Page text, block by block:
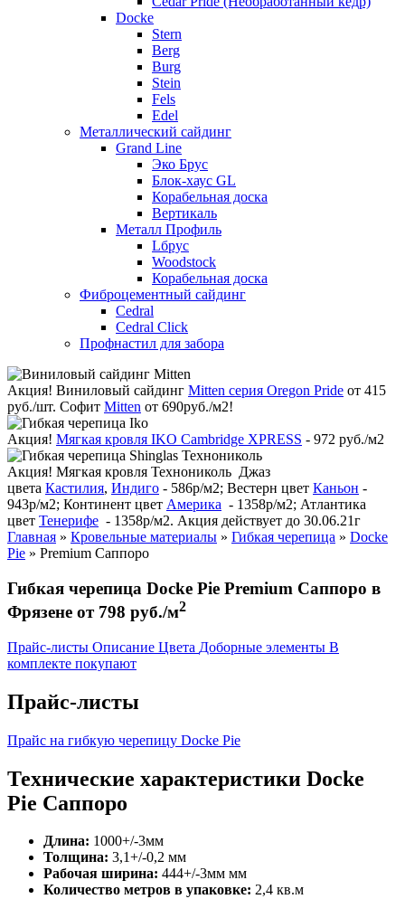
Docke
Stern
Berg
Burg
Stein
Fels
Edel
Металлический сайдинг
Grand Line
Эко Брус
Блок-хаус GL
Корабельная доска
Вертикаль
Металл Профиль
Lбрус
Woodstock
Корабельная доска
Фиброцементный сайдинг
Cedral
Cedral Click
Профнастил для забора
Акция! Виниловый сайдинг Mitten серия Oregon Pride от 415
руб./шт. Софит Mitten от 690руб./м2!
Акция! Мягкая кровля IKO Cambridge XPRESS - 972 руб./м2
Акция! Мягкая кровля Технониколь Джаз
цвета Кастилия, Индиго - 586р/м2; Вестерн цвет Каньон -
943р/м2; Континент цвет Америка - 1358р/м2; Атлантика
цвет Тенерифе - 1358р/м2. Акция действует до 30.06.21г
Главная » Кровельные материалы » Гибкая черепица » Docke
Pie » Premium Саппоро
Гибкая черепица Docke Pie Premium Саппоро в
Фрязене от 798 руб./м2
Прайс-листы Описание Цвета Доборные элементы В
комплекте покупают
Прайс-листы
Прайс на гибкую черепицу Docke Pie
Технические характеристики Docke
Pie Саппоро
Длина: 1000+/-3мм
Толщина: 3,1+/-0,2 мм
Рабочая ширина: 444+/-3мм мм
Количество метров в упаковке: 2,4 кв.м